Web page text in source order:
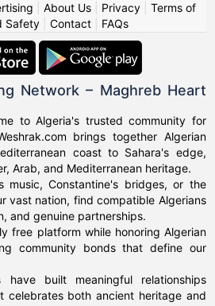
About Us| Privacy| Terms of
Safety Contact FAQs
Network – Maghreb Heart
to Algeria's trusted community for
brings together Algerian
coast to Sahara's edge,
Arab, and Mediterranean heritage.
music, Constantine's bridges, or the
vast nation, find compatible Algerians
and genuine partnerships.
free platform while honoring Algerian
community bonds that define our
have built meaningful relationships
celebrates both ancient heritage and